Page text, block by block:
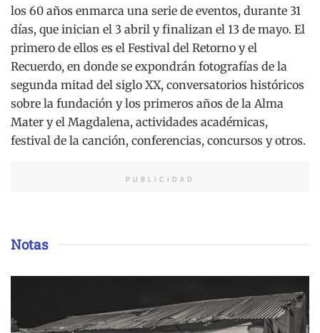
los 60 años enmarca una serie de eventos, durante 31
días, que inician el 3 abril y finalizan el 13 de mayo. El
primero de ellos es el Festival del Retorno y el
Recuerdo, en donde se expondrán fotografías de la
segunda mitad del siglo XX, conversatorios históricos
sobre la fundación y los primeros años de la Alma
Mater y el Magdalena, actividades académicas,
festival de la canción, conferencias, concursos y otros.
PUBLICIDAD
Notas